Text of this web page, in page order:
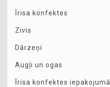
Īrisa konfektes
Zivis
Dārzeņi
Augļi un ogas
Īrisa konfektes iepakojumā